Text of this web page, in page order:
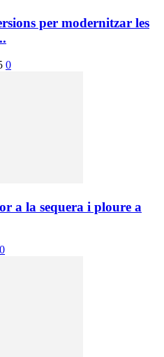
per modernitzar les
0
a la sequera i ploure a
0